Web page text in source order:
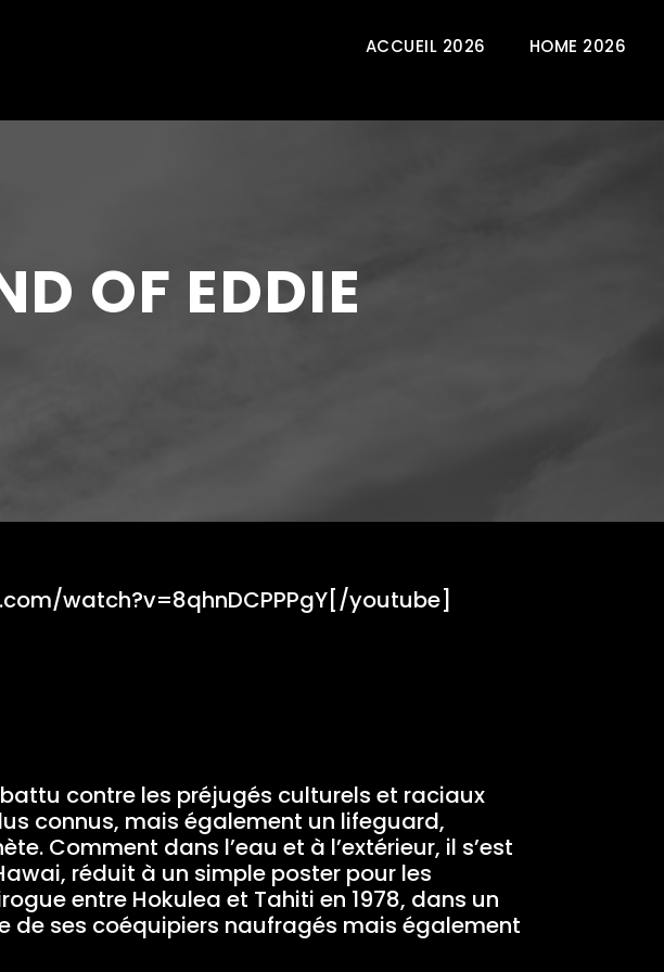
ACCUEIL 2026 HOME 2026
OF EDDIE
watch?v=8qhnDCPPPgY[/youtube]
contre les préjugés culturels et raciaux
connus, mais également un lifeguard,
Comment dans l’eau et à l’extérieur, il s’est
réduit à un simple poster pour les
entre Hokulea et Tahiti en 1978, dans un
de ses coéquipiers naufragés mais également